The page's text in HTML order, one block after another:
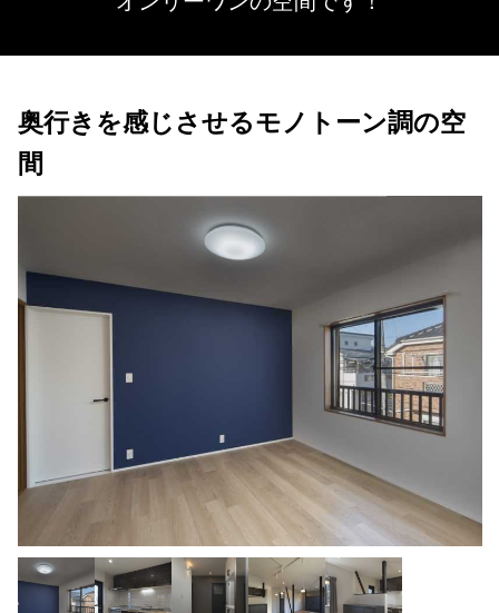
奥行きを感じさせるモノトーン調の空
間